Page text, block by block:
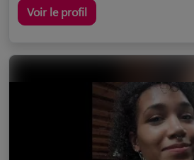
Voir le profil